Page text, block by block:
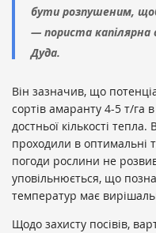
бути розпушеним,
— пориста
Дуда.
Він зазначив, що
сортів амаранту 4-5 т/га
достньої кількості
проходили в оптимальні
погоди рослини не
уповільнюється, що
температур має
Щодо захисту посівів,